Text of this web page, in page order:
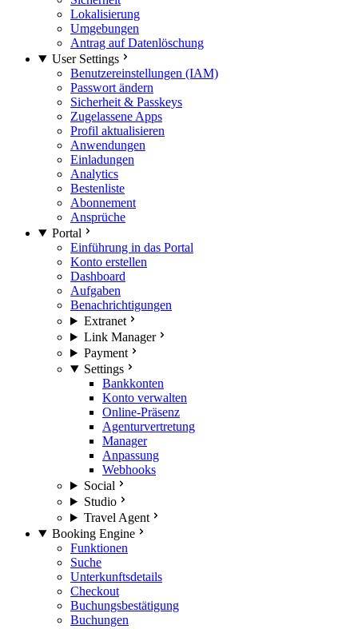
Lokalisierung
Umgebungen
Antrag auf Datenlöschung
User Settings
Benutzereinstellungen (IAM)
Passwort ändern
Sicherheit & Passkeys
Zugelassene Apps
Profil aktualisieren
Anwendungen
Einladungen
Analytics
Bestenliste
Abonnement
Ansprüche
Portal
Einführung in das Portal
Konto erstellen
Dashboard
Aufgaben
Benachrichtigungen
Extranet
Link Manager
Payment
Settings
Bankkonten
Konto verwalten
Online-Präsenz
Agenturvertretung
Manager
Anpassung
Webhooks
Social
Studio
Travel Agent
Booking Engine
Funktionen
Suche
Unterkunftsdetails
Checkout
Buchungsbestätigung
Buchungen